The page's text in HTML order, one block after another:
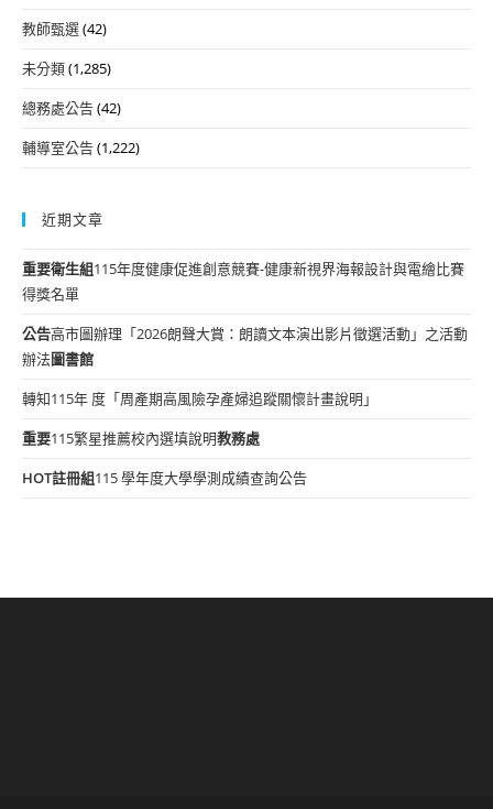
教師甄選(42)
未分類(1,285)
總務處公告(42)
輔導室公告(1,222)
近期文章
重要衛生組115年度健康促進創意競賽-健康新視界海報設計與電繪比賽
得獎名單
公告高市圖辦理「2026朗聲大賞：朗讀文本演出影片徵選活動」之活動
辦法圖書館
轉知115年 度「周產期高風險孕產婦追蹤關懷計畫說明」
重要115繁星推薦校內選填說明教務處
HOT註冊組115 學年度大學學測成績查詢公告